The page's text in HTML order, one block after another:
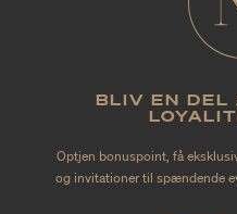
BLIV EN DEL
Optjen bonuspoint, få
og invitationer til spændende